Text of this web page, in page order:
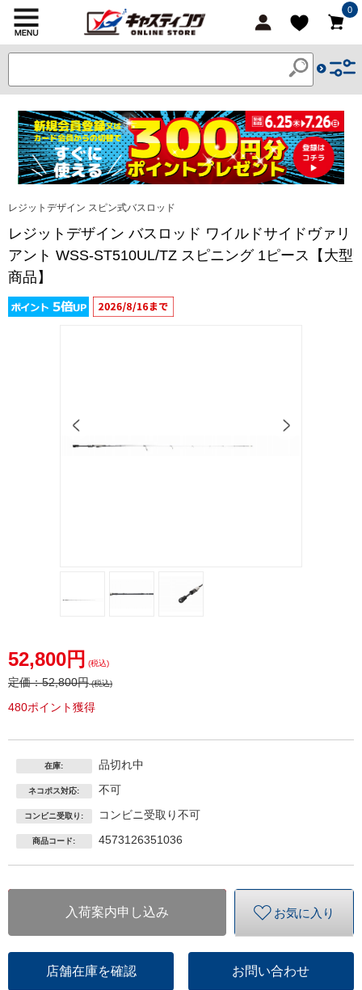
0
レジットデザイン スピン式バスロッド
レジットデザイン バスロッド ワイルドサイドヴァリ
アント WSS-ST510UL/TZ スピニング 1ピース【大型
商品】
52,800円 (税込)
定価：52,800円(税込)
480ポイント獲得
在庫: 品切れ中
ネコポス対応: 不可
コンビニ受取り: コンビニ受取り不可
商品コード: 4573126351036
入荷案内申し込み お気に入り
店舗在庫を確認 お問い合わせ